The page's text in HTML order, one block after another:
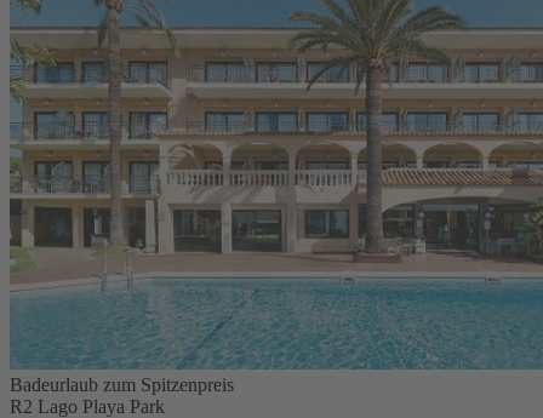
Badeurlaub zum Spitzenpreis
R2 Lago Playa Park